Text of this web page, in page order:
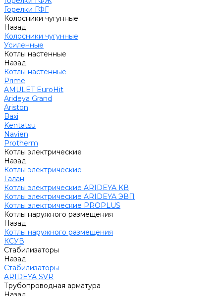
Горелки ГФГ
Колосники чугунные
Назад
Колосники чугунные
Усиленные
Котлы настенные
Назад
Котлы настенные
Prime
AMULET EuroHit
Arideya Grand
Ariston
Baxi
Kentatsu
Navien
Protherm
Котлы электрические
Назад
Котлы электрические
Галан
Котлы электрические ARIDEYA КВ
Котлы электрические ARIDEYA ЭВП
Котлы электрические PROPLUS
Котлы наружного размещения
Назад
Котлы наружного размещения
КСУВ
Стабилизаторы
Назад
Стабилизаторы
ARIDEYA SVR
Трубопроводная арматура